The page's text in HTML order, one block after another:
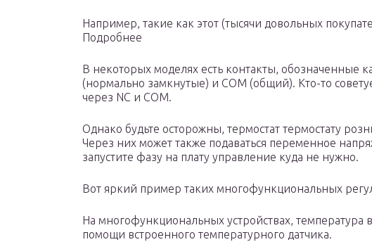
Например, такие как этот (тысячи довольных
Подробнее
В некоторых моделях есть контакты, обозначенные
(нормально замкнутые) и COM (общий). Кто-то
через NC и COM.
Однако будьте осторожны, термостат термостату
Через них может также подаваться переменное
запустите фазу на плату управление куда не нужно.
Вот яркий пример таких многофункциональных
На многофункциональных устройствах, температура
помощи встроенного температурного датчика.